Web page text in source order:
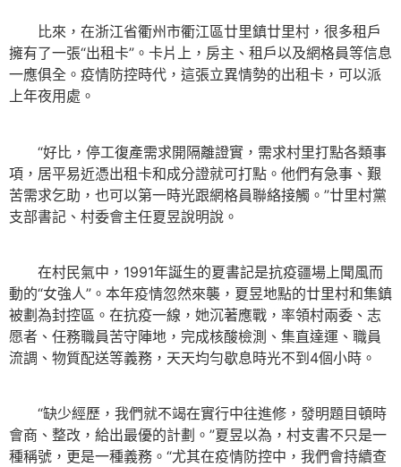
比來，在浙江省衢州市衢江區廿里鎮廿里村，很多租戶
擁有了一張“出租卡”。卡片上，房主、租戶以及網格員等信息
一應俱全。疫情防控時代，這張立異情勢的出租卡，可以派
上年夜用處。
“好比，停工復產需求開隔離證實，需求村里打點各類事
項，居平易近憑出租卡和成分證就可打點。他們有急事、艱
苦需求乞助，也可以第一時光跟網格員聯絡接觸。”廿里村黨
支部書記、村委會主任夏昱說明說。
在村民氣中，1991年誕生的夏書記是抗疫疆場上聞風而
動的“女強人”。本年疫情忽然來襲，夏昱地點的廿里村和集鎮
被劃為封控區。在抗疫一線，她沉著應戰，率領村兩委、志
愿者、任務職員苦守陣地，完成核酸檢測、集直達運、職員
流調、物質配送等義務，天天均勻歇息時光不到4個小時。
“缺少經歷，我們就不竭在實行中往進修，發明題目頓時
會商、整改，給出最優的計劃。”夏昱以為，村支書不只是一
種稱號，更是一種義務。“尤其在疫情防控中，我們會持續查